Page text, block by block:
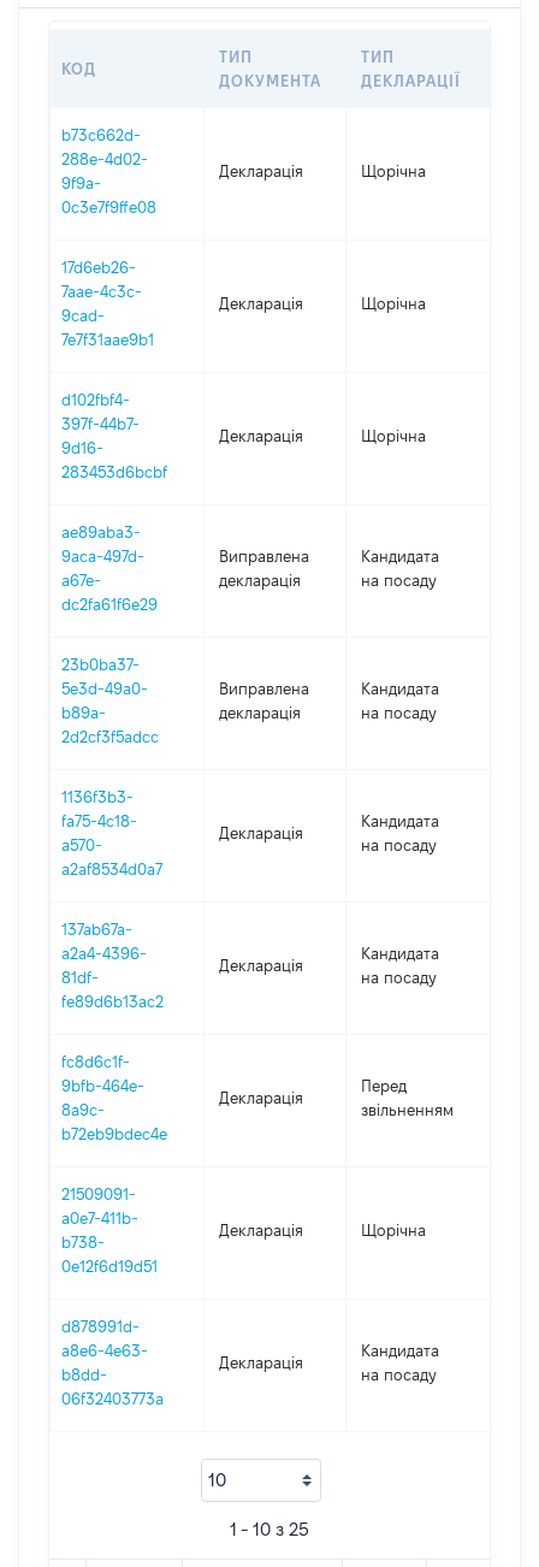
КОД
ТИП
ДОКУМЕНТА
ТИП
ДЕКЛАРАЦІЇ
b73c662d-
288e-4d02-
9f9a-
0c3e7f9ffe08
Декларація Щорічна
17d6eb26-
7aae-4c3c-
9cad-
7e7f31aae9b1
Декларація Щорічна
d102fbf4-
397f-44b7-
9d16-
283453d6bcbf
Декларація Щорічна
ae89aba3-
9aca-497d-
a67e-
dc2fa61f6e29
Виправлена
декларація
Кандидата
на посаду
23b0ba37-
5e3d-49a0-
b89a-
2d2cf3f5adcc
Виправлена
декларація
Кандидата
на посаду
1136f3b3-
fa75-4c18-
a570-
a2af8534d0a7
Декларація
Кандидата
на посаду
137ab67a-
a2a4-4396-
81df-
fe89d6b13ac2
Декларація
Кандидата
на посаду
fc8d6c1f-
9bfb-464e-
8a9c-
b72eb9bdec4e
Декларація
Перед
звільненням
21509091-
a0e7-411b-
b738-
0e12f6d19d51
Декларація Щорічна
d878991d-
a8e6-4e63-
b8dd-
06f32403773a
Декларація
Кандидата
на посаду
1 - 10 з 25